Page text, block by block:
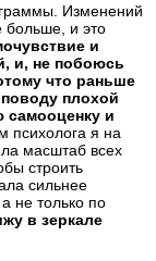
Изменений
больше, и это
и
и, не побоюсь
что раньше
плохой
и
психолога я на
масштаб всех
строить
сильнее
не только по
в зеркале